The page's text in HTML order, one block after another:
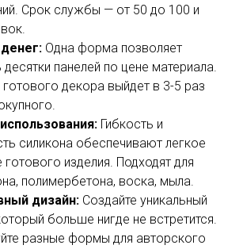
Срок службы — от 50 до 100 и
Одна форма позволяет
десятки панелей по цене материала.
декора выйдет в 3-5 раз
Гибкость и
силикона обеспечивают легкое
готового изделия. Подходят для
полимербетона, воска, мыла.
дизайн: Создайте уникальный
больше нигде не встретится.
разные формы для авторского